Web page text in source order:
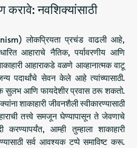
नवशिक्यांसाठी
लोकप्रियता प्रचंड वाढली आहे,
आहाराचे नैतिक, पर्यावरणीय आणि
आहाराकडे वळणे आव्हानात्मक वाटू
पदार्थांचे सेवन केले आहे त्यांच्यासाठी.
सुलभ आणि फायदेशीर प्रवास ठरू शकतो.
शाकाहारी जीवनशैली स्वीकारण्यासाठी
तत्त्वे समजून घेण्यापासून ते जेवणाचे
आम्ही तुम्हाला शाकाहारी
सर्व आवश्यक टप्पे समाविष्ट करू.